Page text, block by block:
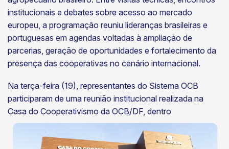
institucionais e debates sobre acesso ao mercado
europeu, a programação reuniu lideranças brasileiras e
portuguesas em agendas voltadas à ampliação de
parcerias, geração de oportunidades e fortalecimento da
presença das cooperativas no cenário internacional.
Na terça-feira (19), representantes do Sistema OCB
participaram de uma reunião institucional realizada na
Casa do Cooperativismo da OCB/DF, dentro